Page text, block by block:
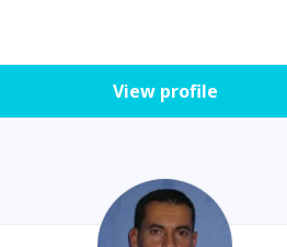
View profile